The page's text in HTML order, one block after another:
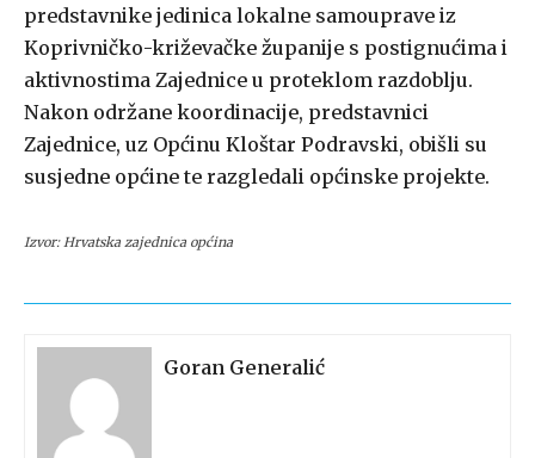
predstavnike jedinica lokalne samouprave iz
Koprivničko-križevačke županije s postignućima i
aktivnostima Zajednice u proteklom razdoblju.
Nakon održane koordinacije, predstavnici
Zajednice, uz Općinu Kloštar Podravski, obišli su
susjedne općine te razgledali općinske projekte.
Izvor: Hrvatska zajednica općina
Goran Generalić